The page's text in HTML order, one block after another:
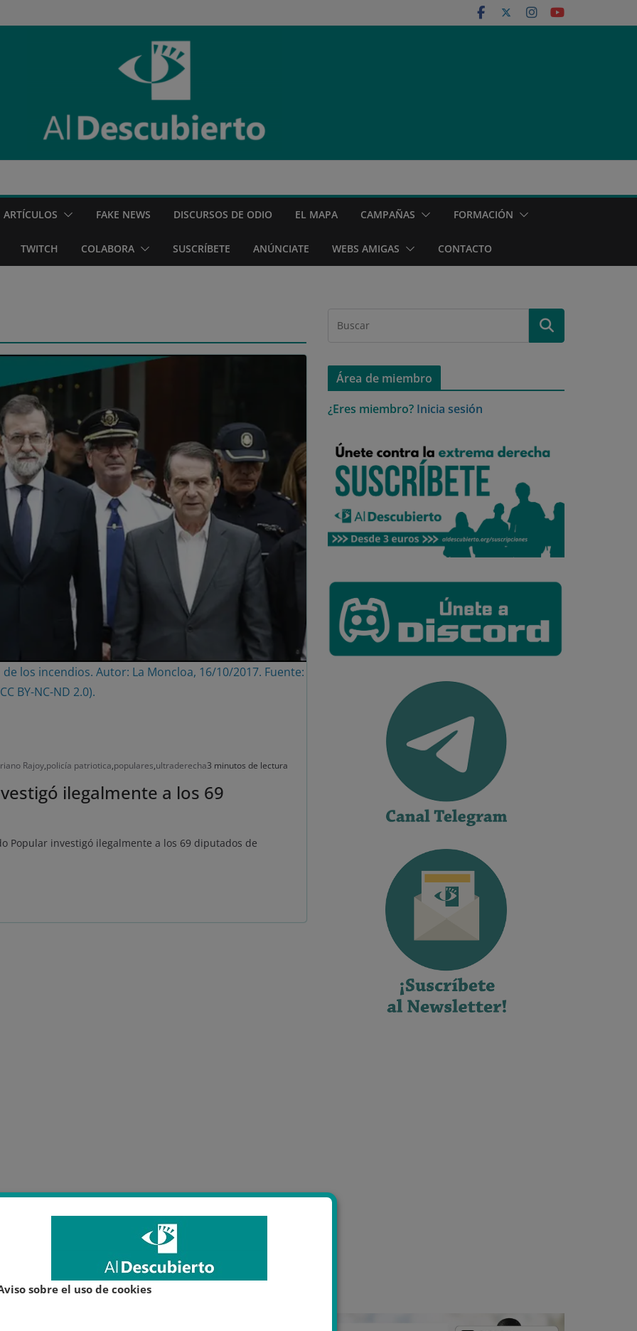
ARTÍCULOS FAKE NEWS DISCURSOS DE ODIO EL MAPA CAMPAÑAS FORMACIÓN
TWITCH COLABORA SUSCRÍBETE ANÚNCIATE WEBS AMIGAS CONTACTO
los incendios. Autor: La Moncloa, 16/10/2017. Fuente:
BY-NC-ND 2.0).
Rajoy,policía patriotica,populares,ultraderecha3 minutos de lectura
ilegalmente a los 69
Popular investigó ilegalmente a los 69 diputados de
Área de miembro
¿Eres miembro? Inicia sesión
sobre el uso de cookies